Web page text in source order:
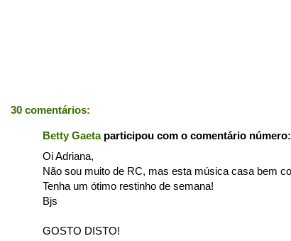
30 comentários:
Betty Gaetaparticipou com o comentário número:
Oi Adriana,
Não sou muito de RC, mas esta música casa bem
Tenha um ótimo restinho de semana!
Bjs
GOSTO DISTO!